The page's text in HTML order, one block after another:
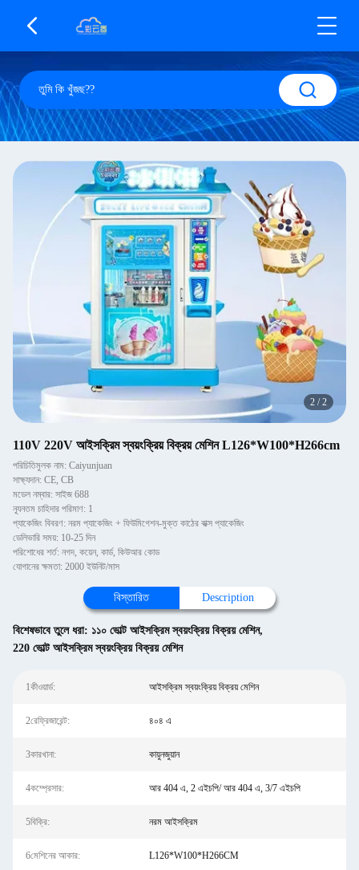
2 /2
110V 220V আইসক্রিম স্বয়ংক্রিয় বিক্রয় মেশিন L126*W100*H266cm
পরিচিতিমুলক নাম: Caiyunjuan
সাক্ষ্যদান: CE, CB
মডেল নম্বার: সাইজ 688
ন্যূনতম চাহিদার পরিমাণ: 1
প্যাকেজিং বিবরণ: নরম প্যাকেজিং + ফিউমিগেশন-মুক্ত কাঠের বাক্স প্যাকেজিং
ডেলিভারি সময়: 10-25 দিন
পরিশোধের শর্ত: নগদ, কয়েন, কার্ড, কিউআর কোড
যোগানের ক্ষমতা: 2000 ইউনিট/মাস
বিস্তারিত Description
বিশেষভাবে তুলে ধরা: ১১০ ভোল্ট আইসক্রিম স্বয়ংক্রিয় বিক্রয় মেশিন,
220 ভোল্ট আইসক্রিম স্বয়ংক্রিয় বিক্রয় মেশিন
1কীওয়ার্ড: আইসক্রিম স্বয়ংক্রিয় বিক্রয় মেশিন
2রেফ্রিজারেন্ট: ৪০৪ এ
3কারখানা: কায়ুনজুয়ান
4কম্প্রেসার: আর 404 এ, 2 এইচপি/ আর 404 এ, 3/7 এইচপি
5বিক্রি: নরম আইসক্রিম
6মেশিনের আকার: L126*W100*H266CM